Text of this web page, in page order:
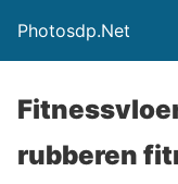
Photosdp.Net
rubberen